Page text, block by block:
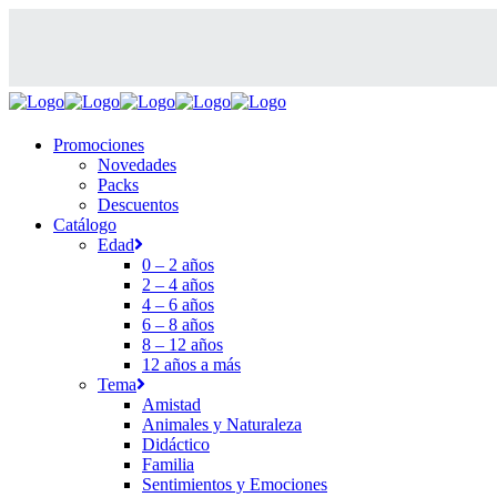
Promociones
Novedades
Packs
Descuentos
Catálogo
Edad
0 – 2 años
2 – 4 años
4 – 6 años
6 – 8 años
8 – 12 años
12 años a más
Tema
Amistad
Animales y Naturaleza
Didáctico
Familia
Sentimientos y Emociones